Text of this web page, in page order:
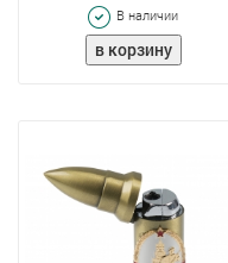
В наличии